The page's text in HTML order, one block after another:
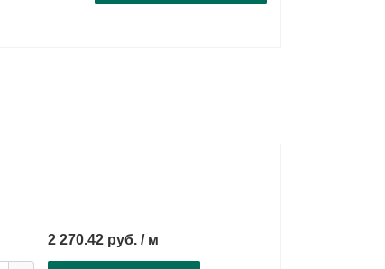
2 270.42 руб. / м